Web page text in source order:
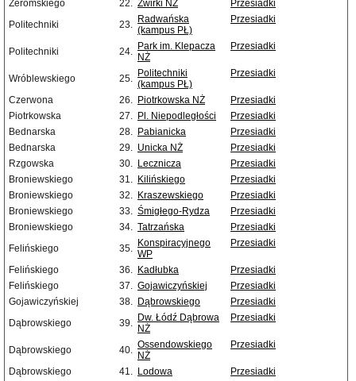
Żeromskiego
22. Żwirki NŻ
Przesiadki
Politechniki
23. Radwańska
(kampus PŁ)
Przesiadki
Politechniki 24. Park im. Klepacza
NŻ
Przesiadki
Wróblewskiego 25. Politechniki
(kampus PŁ)
Przesiadki
Czerwona 26. Piotrkowska NŻ
Przesiadki
Piotrkowska
27. Pl. Niepodległości
Przesiadki
Bednarska
28. Pabianicka
Przesiadki
Bednarska
29. Unicka NŻ
Przesiadki
Rzgowska
30. Lecznicza
Przesiadki
Broniewskiego
31. Kilińskiego
Przesiadki
Broniewskiego
32. Kraszewskiego
Przesiadki
Broniewskiego
33. Śmigłego-Rydza
Przesiadki
Broniewskiego
34. Tatrzańska
Przesiadki
Felińskiego
35. Konspiracyjnego
WP
Przesiadki
Felińskiego 36. Kadłubka
Przesiadki
Felińskiego
37. Gojawiczyńskiej
Przesiadki
Gojawiczyńskiej
38. Dąbrowskiego
Przesiadki
Dąbrowskiego
39. Dw. Łódź Dąbrowa
NŻ
Przesiadki
Dąbrowskiego 40. Ossendowskiego
NŻ
Przesiadki
Dąbrowskiego 41. Lodowa
Przesiadki